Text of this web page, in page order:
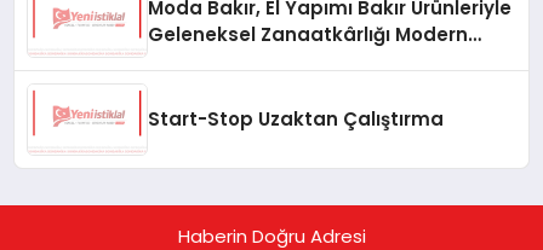
Moda Bakır, El Yapımı Bakır Ürünleriyle
Geleneksel Zanaatkârlığı Modern
Start-Stop Uzaktan Çalıştırma
Haberin Doğru Adresi